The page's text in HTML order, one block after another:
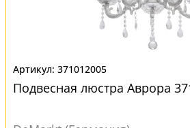
371012005
Подвесная люстра Аврора